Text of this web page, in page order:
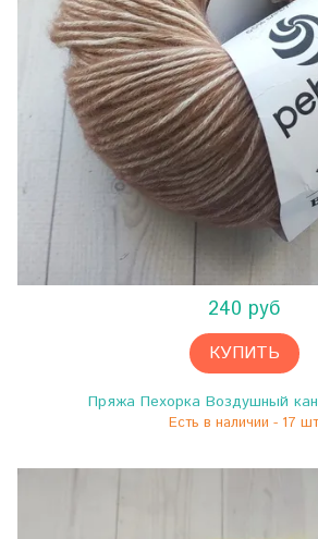
240 руб
КУПИТЬ
Пряжа Пехорка Воздушный
Есть в наличии - 17 шт